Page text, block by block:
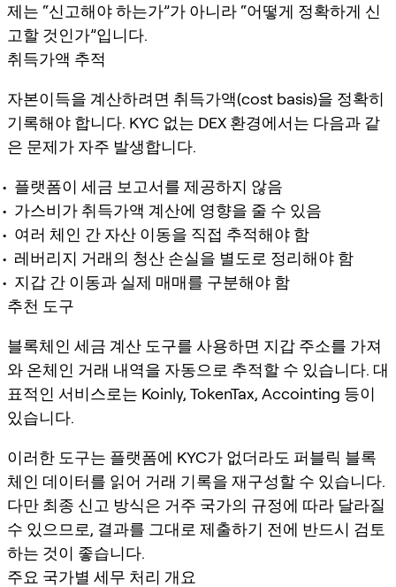
제는 “신고해야 하는가”가 아니라 “어떻게 정확하게 신
고할 것인가”입니다.
취득가액 추적
자본이득을 계산하려면 취득가액(cost basis)을 정확히
기록해야 합니다. KYC 없는 DEX 환경에서는 다음과 같
은 문제가 자주 발생합니다.
플랫폼이 세금 보고서를 제공하지 않음
가스비가 취득가액 계산에 영향을 줄 수 있음
여러 체인 간 자산 이동을 직접 추적해야 함
레버리지 거래의 청산 손실을 별도로 정리해야 함
지갑 간 이동과 실제 매매를 구분해야 함
추천 도구
블록체인 세금 계산 도구를 사용하면 지갑 주소를 가져
와 온체인 거래 내역을 자동으로 추적할 수 있습니다. 대
표적인 서비스로는 Koinly, TokenTax, Accointing 등이
있습니다.
이러한 도구는 플랫폼에 KYC가 없더라도 퍼블릭 블록
체인 데이터를 읽어 거래 기록을 재구성할 수 있습니다.
다만 최종 신고 방식은 거주 국가의 규정에 따라 달라질
수 있으므로, 결과를 그대로 제출하기 전에 반드시 검토
하는 것이 좋습니다.
주요 국가별 세무 처리 개요